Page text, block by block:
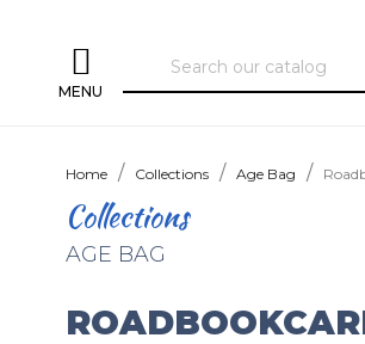
MENU
Home Collections Age Bag
Collections
AGE BAG